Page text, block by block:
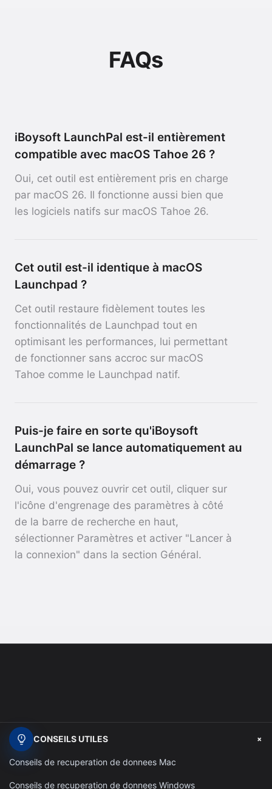
FAQs
iBoysoft LaunchPal est-il entièrement
compatible avec macOS Tahoe 26 ?
Oui, cet outil est entièrement pris en charge
par macOS 26. Il fonctionne aussi bien que
les logiciels natifs sur macOS Tahoe 26.
Cet outil est-il identique à macOS
Launchpad ?
Cet outil restaure fidèlement toutes les
fonctionnalités de Launchpad tout en
optimisant les performances, lui permettant
de fonctionner sans accroc sur macOS
Tahoe comme le Launchpad natif.
Puis-je faire en sorte qu'iBoysoft
LaunchPal se lance automatiquement au
démarrage ?
Oui, vous pouvez ouvrir cet outil, cliquer sur
l'icône d'engrenage des paramètres à côté
de la barre de recherche en haut,
sélectionner Paramètres et activer "Lancer à
la connexion" dans la section Général.
CONSEILS UTILES +
Conseils de recuperation de donnees Mac
Conseils de recuperation de donnees Windows